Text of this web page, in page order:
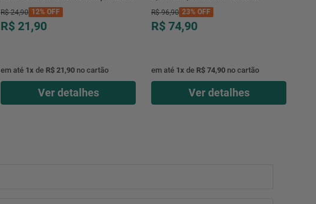
- 0118.00001.0020PL - Quartzolit
R$ 24,90 12% OFF
R$ 21,90
em até 1x de R$ 21,90 no cartão
Ver detalhes
R$ 96,90 23% OFF
R$ 74,90
em até 1x de R$ 74,90 no cartão
Ver detalhes